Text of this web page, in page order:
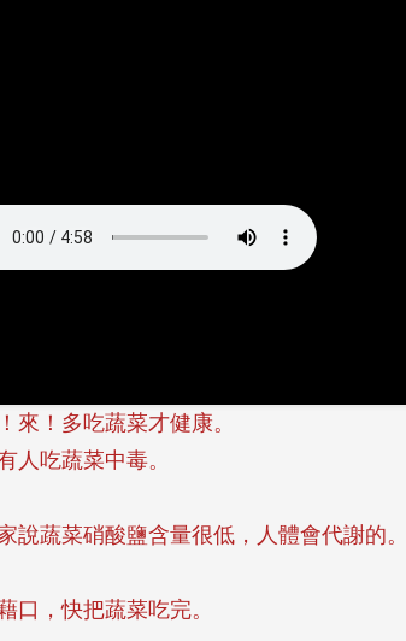
來！多吃蔬菜才健康。
人吃蔬菜中毒。
說蔬菜硝酸鹽含量很低，人體會代謝的
口，快把蔬菜吃完。